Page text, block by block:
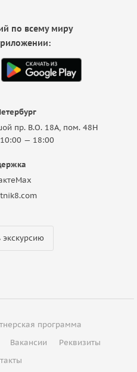
пр. В.О. 18A, пом. 48Н
— 18:00
Max
по всему миру
программа
Вакансии
Реквизиты